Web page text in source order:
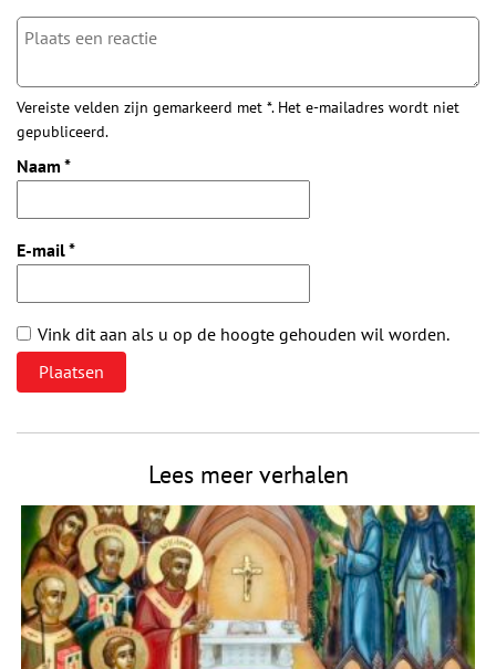
Vereiste velden zijn gemarkeerd met *. Het e-mailadres wordt niet
gepubliceerd.
Naam *
E-mail*
Vink dit aan als u op de hoogte gehouden wil worden.
Lees meer verhalen